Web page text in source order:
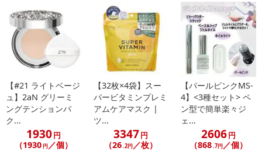
【#21 ライトベージ
ュ】2aN グリーミ
ングテンションパ
ク...
1930円
（1930 円／個）
【32枚×4袋】スー
パービタミンプレミ
アムケアマスク |
ツ...
3347円
（26.2円／枚）
【パールピンクMS-
4】<3種セット> ペ
ン型で簡単楽々ジ
ェ...
2606円
（868.7円／個）